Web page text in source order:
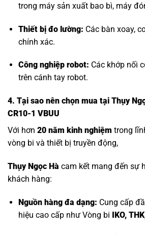
trong máy sản xuất bao bì, máy
Thiết bị đo lường: Các bàn xoay,
chính xác.
Công nghiệp robot: Các khớp nối
trên cánh tay robot.
4. Tại sao nên chọn mua tại Thụy
CR10-1 VBUU
Với hơn 20 năm kinh nghiệm trong
vòng bi và thiết bị truyền động,
Thụy Ngọc Hà cam kết mang đến sự
khách hàng:
Nguồn hàng đa dạng: Cung cấp
hiệu cao cấp nhưVòng bi IKO,